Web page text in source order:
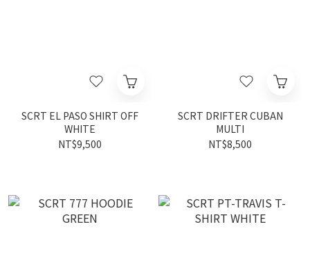
SCRT EL PASO SHIRT OFF
WHITE
NT$9,500
SCRT DRIFTER CUBAN
MULTI
NT$8,500